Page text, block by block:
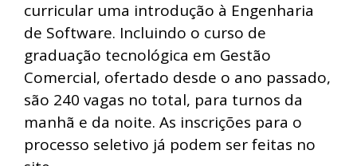
curricular uma introdução à Engenharia
de Software. Incluindo o curso de
graduação tecnológica em Gestão
Comercial, ofertado desde o ano passado,
são 240 vagas no total, para turnos da
manhã e da noite. As inscrições para o
processo seletivo já podem ser feitas no